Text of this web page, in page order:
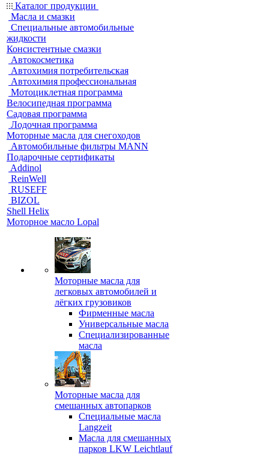
Каталог продукции
Масла и смазки
Специальные автомобильные
жидкости
Консистентные смазки
Автокосметика
Автохимия потребительская
Автохимия профессиональная
Мотоциклетная программа
Велосипедная программа
Садовая программа
Лодочная программа
Моторные масла для снегоходов
Автомобильные фильтры MANN
Подарочные сертификаты
Addinol
ReinWell
RUSEFF
BIZOL
Shell Helix
Моторное масло Lopal
Моторные масла для
легковых автомобилей и
лёгких грузовиков
Фирменные масла
Универсальные масла
Специализированные
масла
Моторные масла для
смешанных автопарков
Специальные масла
Langzeit
Масла для смешанных
парков LKW Leichtlauf